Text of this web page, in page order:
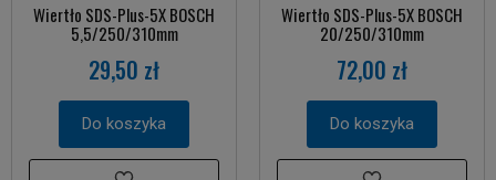
Wiertło SDS-Plus-5X BOSCH
5,5/250/310mm
29,50 zł
Do koszyka
Wiertło SDS-Plus-5X BOSCH
20/250/310mm
72,00 zł
Do koszyka